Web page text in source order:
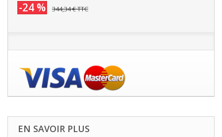
-24 % 344,34 €TTC
EN SAVOIR PLUS